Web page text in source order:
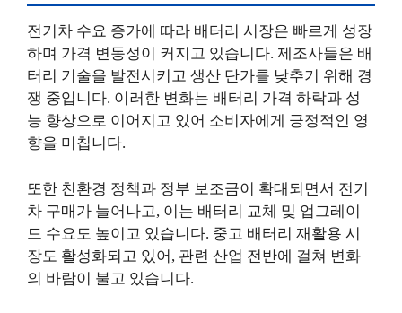
전기차 수요 증가에 따라 배터리 시장은 빠르게 성장
하며 가격 변동성이 커지고 있습니다. 제조사들은 배
터리 기술을 발전시키고 생산 단가를 낮추기 위해 경
쟁 중입니다. 이러한 변화는 배터리 가격 하락과 성
능 향상으로 이어지고 있어 소비자에게 긍정적인 영
향을 미칩니다.
또한 친환경 정책과 정부 보조금이 확대되면서 전기
차 구매가 늘어나고, 이는 배터리 교체 및 업그레이
드 수요도 높이고 있습니다. 중고 배터리 재활용 시
장도 활성화되고 있어, 관련 산업 전반에 걸쳐 변화
의 바람이 불고 있습니다.